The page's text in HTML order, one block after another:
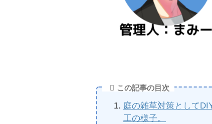
この記事の目次
庭の雑草対策として
工の様子。